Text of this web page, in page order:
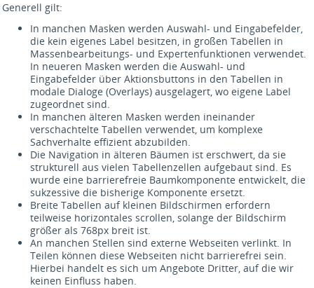
Generell gilt:
In manchen Masken werden Auswahl- und Eingabefelder,
die kein eigenes Label besitzen, in großen Tabellen in
Massenbearbeitungs- und Expertenfunktionen verwendet.
In neueren Masken werden die Auswahl- und
Eingabefelder über Aktionsbuttons in den Tabellen in
modale Dialoge (Overlays) ausgelagert, wo eigene Label
zugeordnet sind.
In manchen älteren Masken werden ineinander
verschachtelte Tabellen verwendet, um komplexe
Sachverhalte effizient abzubilden.
Die Navigation in älteren Bäumen ist erschwert, da sie
strukturell aus vielen Tabellenzellen aufgebaut sind. Es
wurde eine barrierefreie Baumkomponente entwickelt, die
sukzessive die bisherige Komponente ersetzt.
Breite Tabellen auf kleinen Bildschirmen erfordern
teilweise horizontales scrollen, solange der Bildschirm
größer als 768px breit ist.
An manchen Stellen sind externe Webseiten verlinkt. In
Teilen können diese Webseiten nicht barrierefrei sein.
Hierbei handelt es sich um Angebote Dritter, auf die wir
keinen Einfluss haben.